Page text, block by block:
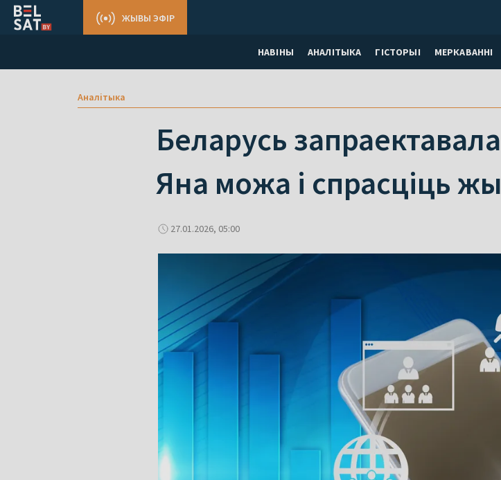
НАВІНЫ АНАЛІТЫКА ГІСТОРЫІ МЕРКАВАННI
ЖЫВЫ ЭФІР
Аналітыка
Беларусь
Яна можа і спрасціць
27.01.2026, 05:00